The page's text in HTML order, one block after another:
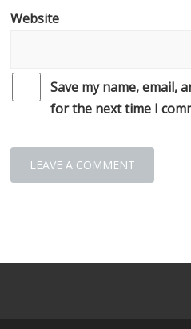
Website
Save my name, email,
for the next time I